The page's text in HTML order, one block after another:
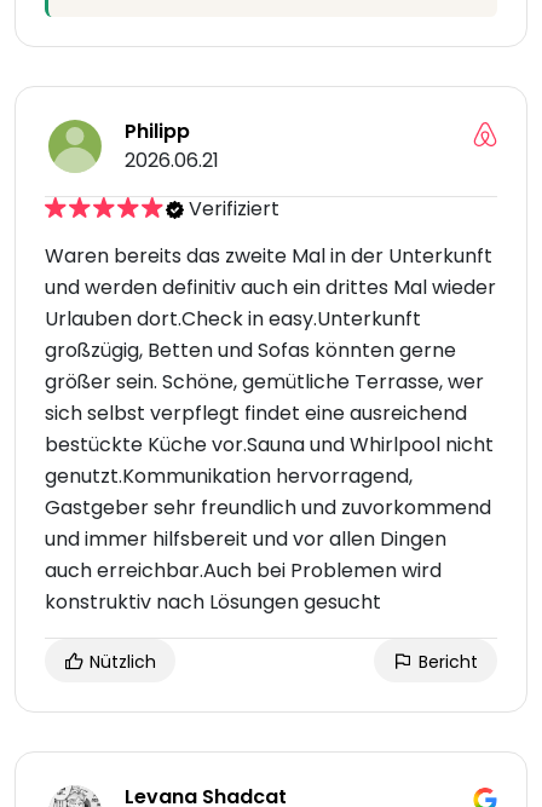
Philipp
2026.06.21
Verifiziert
Waren bereits das zweite Mal in der Unterkunft
und werden definitiv auch ein drittes Mal wieder
Urlauben dort.Check in easy.Unterkunft
großzügig, Betten und Sofas könnten gerne
größer sein. Schöne, gemütliche Terrasse, wer
sich selbst verpflegt findet eine ausreichend
bestückte Küche vor.Sauna und Whirlpool nicht
genutzt.Kommunikation hervorragend,
Gastgeber sehr freundlich und zuvorkommend
und immer hilfsbereit und vor allen Dingen
auch erreichbar.Auch bei Problemen wird
konstruktiv nach Lösungen gesucht
Nützlich Bericht
Levana Shadcat